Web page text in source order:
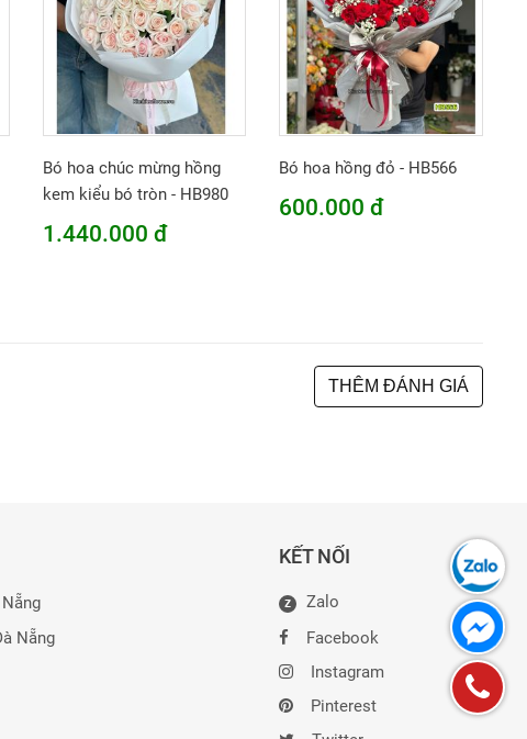
Bó hoa chúc mừng hồng
kem kiểu bó tròn - HB980
1.440.000 đ
Bó hoa hồng đỏ - HB566
600.000 đ
THÊM ĐÁNH GIÁ
Nẵng
KẾT NỐI
Z
Zalo
Facebook
Instagram
Pinterest